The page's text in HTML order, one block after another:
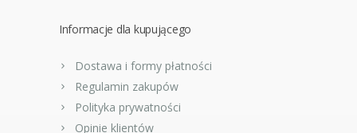
Informacje dla kupującego
Dostawa i formy płatności
Regulamin zakupów
Polityka prywatności
Opinie klientów